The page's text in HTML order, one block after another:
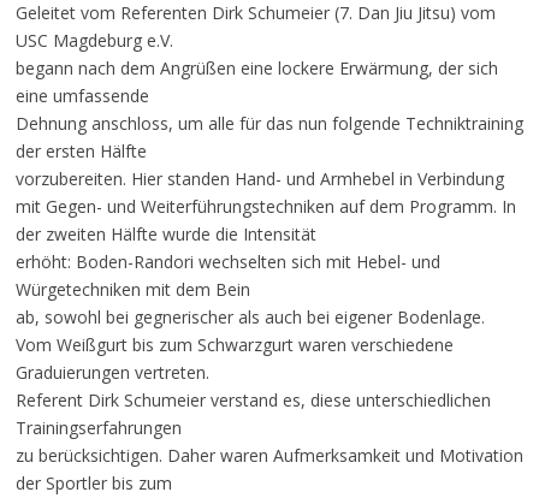
Geleitet vom Referenten Dirk Schumeier (7. Dan Jiu Jitsu) vom
USC Magdeburg e.V.
begann nach dem Angrüßen eine lockere Erwärmung, der sich
eine umfassende
Dehnung anschloss, um alle für das nun folgende Techniktraining
der ersten Hälfte
vorzubereiten. Hier standen Hand- und Armhebel in Verbindung
mit Gegen- und Weiterführungstechniken auf dem Programm. In
der zweiten Hälfte wurde die Intensität
erhöht: Boden-Randori wechselten sich mit Hebel- und
Würgetechniken mit dem Bein
ab, sowohl bei gegnerischer als auch bei eigener Bodenlage.
Vom Weißgurt bis zum Schwarzgurt waren verschiedene
Graduierungen vertreten.
Referent Dirk Schumeier verstand es, diese unterschiedlichen
Trainingserfahrungen
zu berücksichtigen. Daher waren Aufmerksamkeit und Motivation
der Sportler bis zum